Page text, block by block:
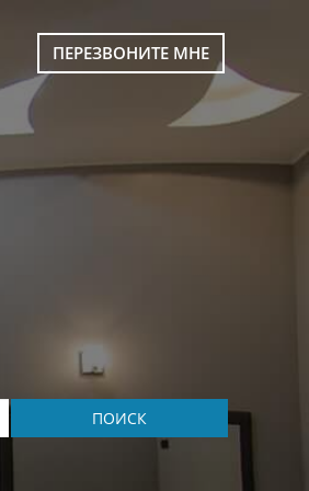
ПЕРЕЗВОНИТЕ МНЕ
ПОИСК